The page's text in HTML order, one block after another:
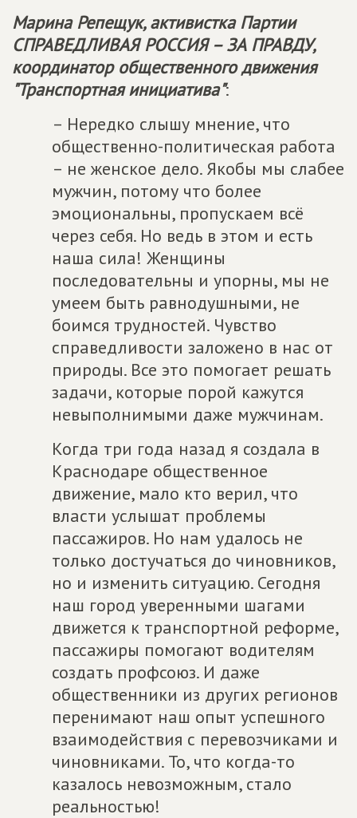
Марина Репещук, активистка Партии
СПРАВЕДЛИВАЯ РОССИЯ – ЗА ПРАВДУ,
координатор общественного движения
"Транспортная инициатива":
– Нередко слышу мнение, что
общественно-политическая работа
– не женское дело. Якобы мы слабее
мужчин, потому что более
эмоциональны, пропускаем всё
через себя. Но ведь в этом и есть
наша сила! Женщины
последовательны и упорны, мы не
умеем быть равнодушными, не
боимся трудностей. Чувство
справедливости заложено в нас от
природы. Все это помогает решать
задачи, которые порой кажутся
невыполнимыми даже мужчинам.
Когда три года назад я создала в
Краснодаре общественное
движение, мало кто верил, что
власти услышат проблемы
пассажиров. Но нам удалось не
только достучаться до чиновников,
но и изменить ситуацию. Сегодня
наш город уверенными шагами
движется к транспортной реформе,
пассажиры помогают водителям
создать профсоюз. И даже
общественники из других регионов
перенимают наш опыт успешного
взаимодействия с перевозчиками и
чиновниками. То, что когда-то
казалось невозможным, стало
реальностью!